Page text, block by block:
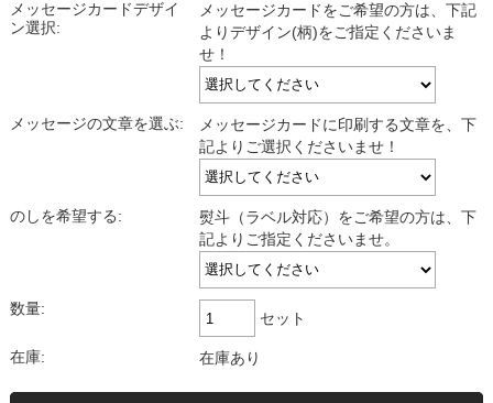
メッセージカードデザイ
ン選択:
メッセージカードをご希望の方は、下記
よりデザイン(柄)をご指定くださいま
せ！
メッセージの文章を選ぶ:
メッセージカードに印刷する文章を、下
記よりご選択くださいませ！
のしを希望する:
熨斗（ラベル対応）をご希望の方は、下
記よりご指定くださいませ。
数量:
セット
在庫: 在庫あり